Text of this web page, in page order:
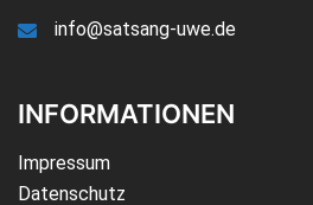
info@satsang-uwe.de
INFORMATIONEN
Impressum
Datenschutz